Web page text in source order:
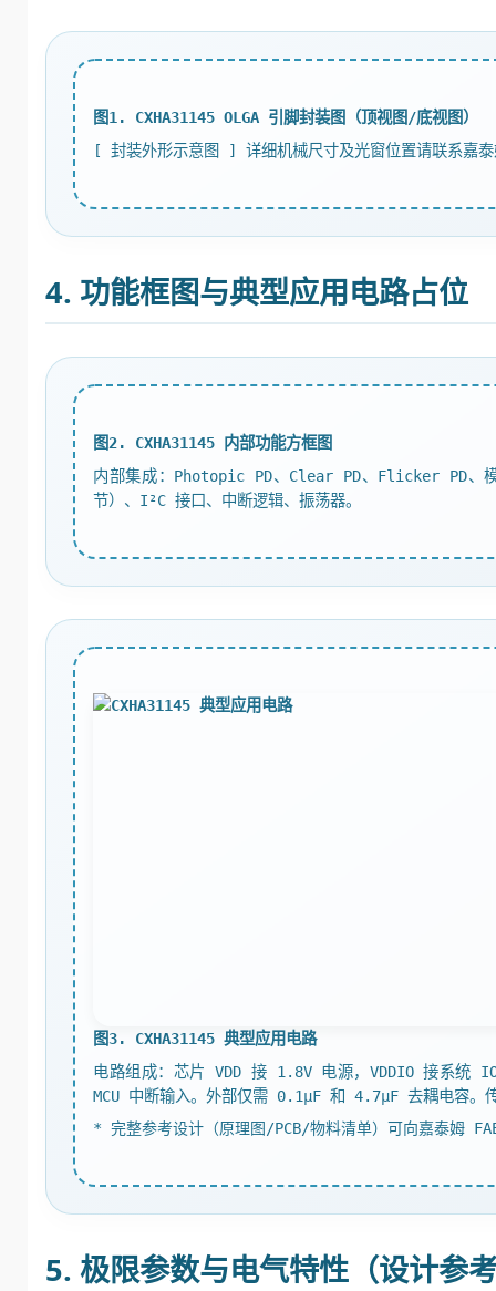
图1. CXHA31145 OLGA 引脚封装图（顶视图/底视图）
[ 封装外形示意图 ] 详细机械尺寸及光窗位置请联系嘉泰
4. 功能框图与典型应用电路占位
图2. CXHA31145 内部功能方框图
内部集成：Photopic PD、Clear PD、Flicker PD、模
节）、I²C 接口、中断逻辑、振荡器。
图3. CXHA31145 典型应用电路
电路组成：芯片 VDD 接 1.8V 电源，VDDIO 接系统
MCU 中断输入。外部仅需 0.1μF 和 4.7μF 去耦电容。
* 完整参考设计（原理图/PCB/物料清单）可向嘉泰姆
5. 极限参数与电气特性（设计参